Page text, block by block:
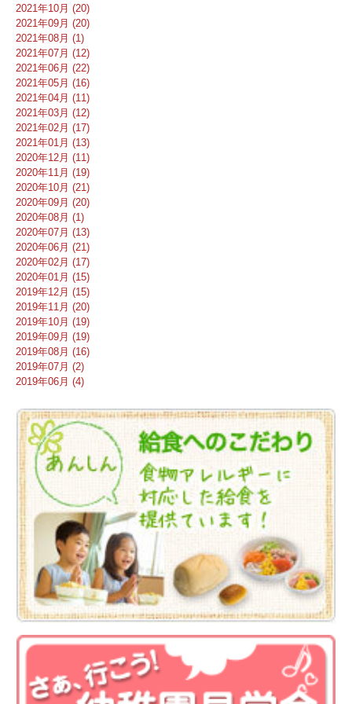
2021年10月 (20)
2021年09月 (20)
2021年08月 (1)
2021年07月 (12)
2021年06月 (22)
2021年05月 (16)
2021年04月 (11)
2021年03月 (12)
2021年02月 (17)
2021年01月 (13)
2020年12月 (11)
2020年11月 (19)
2020年10月 (21)
2020年09月 (20)
2020年08月 (1)
2020年07月 (13)
2020年06月 (21)
2020年02月 (17)
2020年01月 (15)
2019年12月 (15)
2019年11月 (20)
2019年10月 (19)
2019年09月 (19)
2019年08月 (16)
2019年07月 (2)
2019年06月 (4)